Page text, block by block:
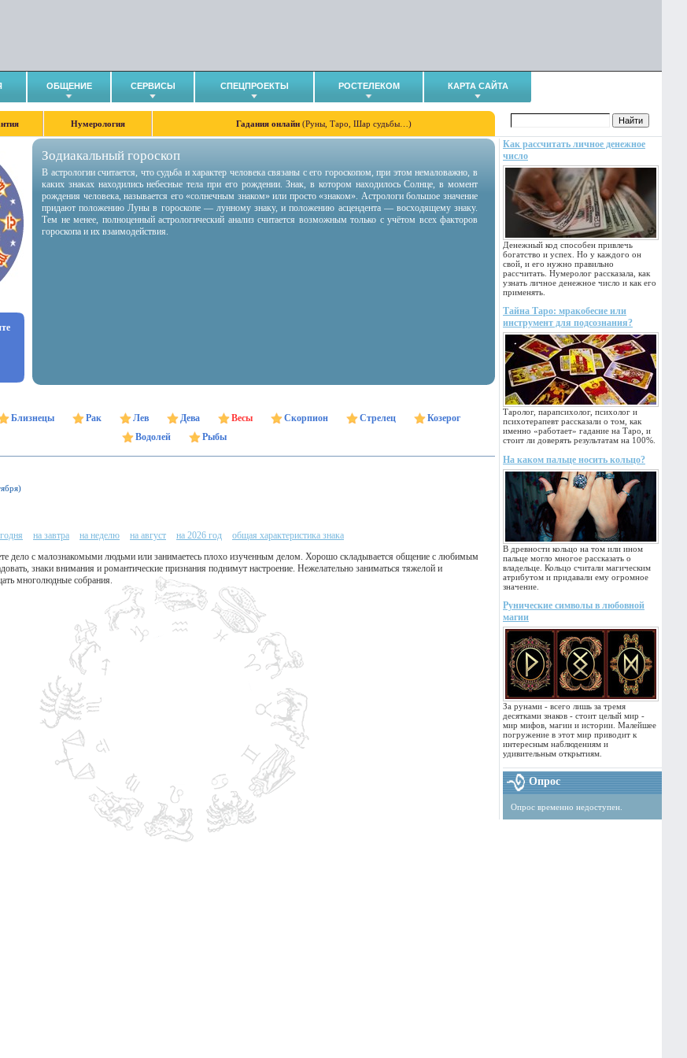
ОБЩЕНИЕ СЕРВИСЫ СПЕЦПРОЕКТЫ РОСТЕЛЕКОМ КАРТА САЙТА
Нумерология Гадания онлайн (Руны, Таро, Шар судьбы…)
Как рассчитать личное денежное
число
Денежный код способен привлечь
богатство и успех. Но у каждого он
свой, и его нужно правильно
рассчитать. Нумеролог рассказала, как
узнать личное денежное число и как его
применять.
Тайна Таро: мракобесие или
инструмент для подсознания?
Таролог, парапсихолог, психолог и
психотерапевт рассказали о том, как
именно «работает» гадание на Таро, и
стоит ли доверять результатам на 100%.
На каком пальце носить кольцо?
В древности кольцо на том или ином
пальце могло многое рассказать о
владельце. Кольцо считали магическим
атрибутом и придавали ему огромное
значение.
Рунические символы в любовной
магии
За рунами - всего лишь за тремя
десятками знаков - стоит целый мир -
мир мифов, магии и истории. Малейшее
погружение в этот мир приводит к
интересным наблюдениям и
удивительным открытиям.
Опрос
Опрос временно недоступен.
Зодиакальный гороскоп
В астрологии считается, что судьба и характер человека связаны с его гороскопом, при этом немаловажно, в
каких знаках находились небесные тела при его рождении. Знак, в котором находилось Солнце, в момент
рождения человека, называется его «солнечным знаком» или просто «знаком». Астрологи большое значение
придают положению Луны в гороскопе — лунному знаку, и положению асцендента — восходящему знаку.
Тем не менее, полноценный астрологический анализ считается возможным только с учётом всех факторов
гороскопа и их взаимодействия.
Близнецы Рак Лев Дева Весы Скорпион Стрелец
Козерог
Водолей
Рыбы
на завтра на неделю на август на 2026 год
общая характеристика знака
дело с малознакомыми людьми или занимаетесь плохо изученным делом. Хорошо складывается общение с любимым
знаки внимания и романтические признания поднимут настроение. Нежелательно заниматься тяжелой и
многолюдные собрания.